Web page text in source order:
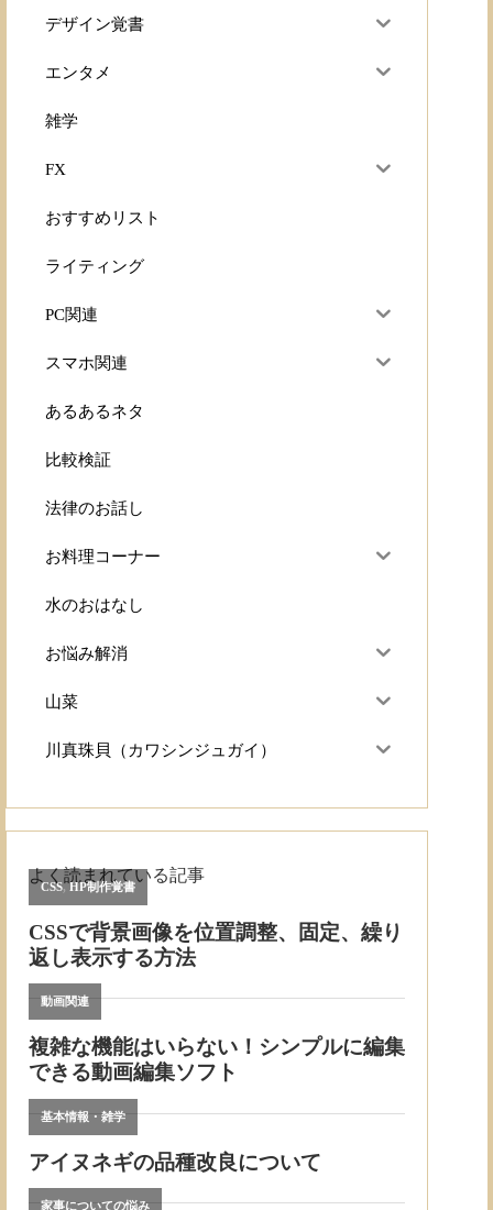
デザイン覚書
エンタメ
雑学
FX
おすすめリスト
ライティング
PC関連
スマホ関連
あるあるネタ
比較検証
法律のお話し
お料理コーナー
水のおはなし
お悩み解消
山菜
川真珠貝（カワシンジュガイ）
よく読まれている記事